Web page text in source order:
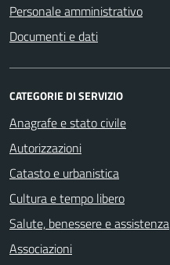
Personale amministrativo
Documenti e dati
CATEGORIE DI SERVIZIO
Anagrafe e stato civile
Autorizzazioni
Catasto e urbanistica
Cultura e tempo libero
Salute, benessere e assistenza
Associazioni